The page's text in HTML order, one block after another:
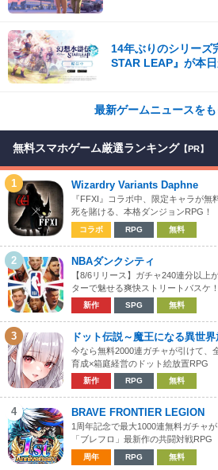
14年ぶりのシリーズ
STAR LEAP』が本
最新ゲームニュースを
無料スマホゲーム厳選ランキング 【PR】
1 Wizardry Variants Daphne
『FFXI』コラボ中、限定キャラが
死を賭ける、本格ダンジョンRPG！
コラボ RPG 無料
2 NBAダンクシティ
【8/6リリース】ガチャ240連分以上
ターで魅せる爽快ストリートバスケ！
新作 SPG 無料
3 ドット伝説～魔王になる異世
今なら無料2000連ガチャが引けて、
育成×箱庭経営のドット絵放置RPG
新作 RPG 無料
4 BRAVE FRONTIER LEGION
1周年記念で最大1000連無料ガチャ
「ブレフロ」最新作の共闘対戦RPG
周年 RPG 無料